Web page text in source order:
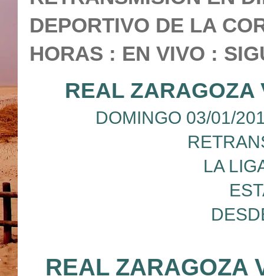
DEPORTIVO DE LA
HORAS : EN VIVO :
REAL ZARAGOZA
DOMINGO 03/01/
LA
REAL ZARAGOZA